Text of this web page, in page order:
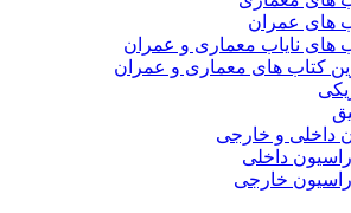
های عمران
های نایاب معماری و عمران
کتاب های معماری و عمران
داخلی و خارجی
داخلی
خارجی